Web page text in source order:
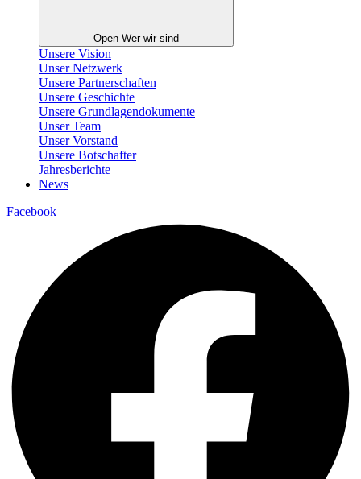
Open Wer wir sind
Unsere Vision
Unser Netzwerk
Unsere Partnerschaften
Unsere Geschichte
Unsere Grundlagendokumente
Unser Team
Unser Vorstand
Unsere Botschafter
Jahresberichte
News
Facebook